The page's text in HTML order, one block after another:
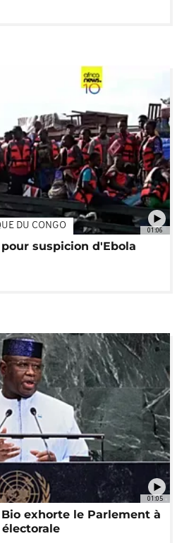
01:06
DU CONGO
suspicion d'Ebola
01:05
exhorte le Parlement à